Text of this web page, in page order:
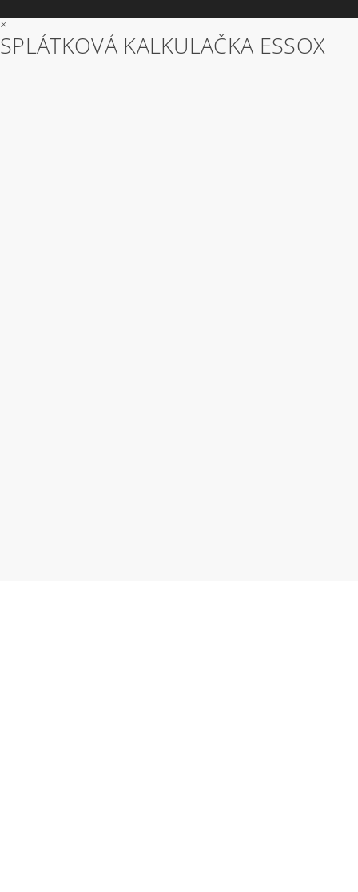
×
SPLÁTKOVÁ KALKULAČKA ESSOX